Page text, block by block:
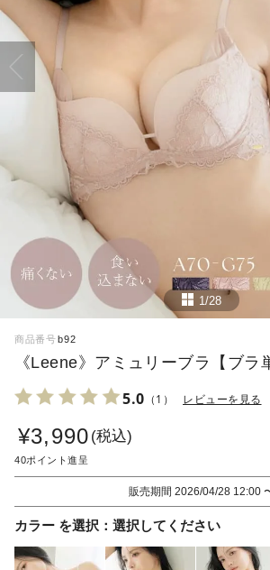
1/28
商品番号 b92
《Leene》アミュリーブラ【ブラ
5.0 （1） レビューを見る
¥3,990 税込
40
販売期間 2026/04/28 12:00
カラー 選択してください